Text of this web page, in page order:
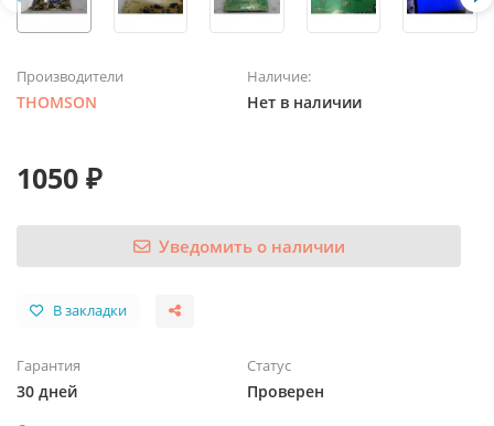
Производители
THOMSON
Наличие:
Нет в наличии
1050 ₽
Уведомить о наличии
В закладки
Гарантия
30 дней
Статус
Проверен